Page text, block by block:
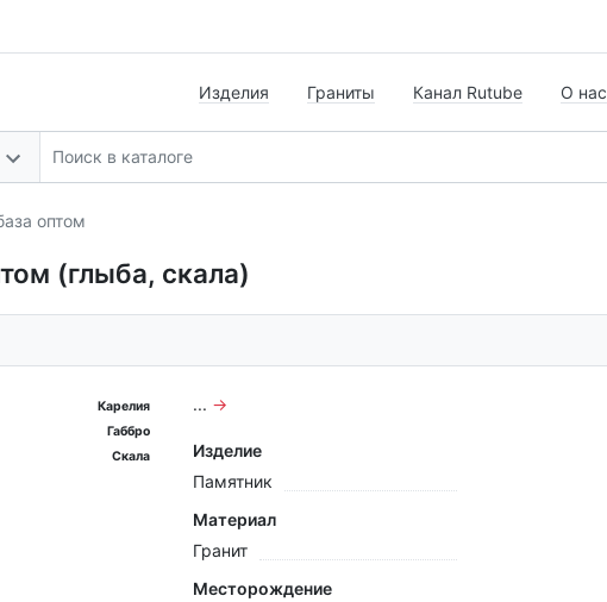
Изделия Граниты Канал Rutube О нас
оптом
(глыба, скала)
Карелия
Габбро
Скала
... →
Изделие
Памятник
Материал
Гранит
Месторождение